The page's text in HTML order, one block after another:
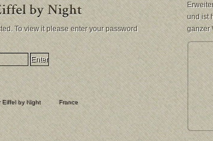
und ist
ganzer
To view it please enter your password
by Night
France